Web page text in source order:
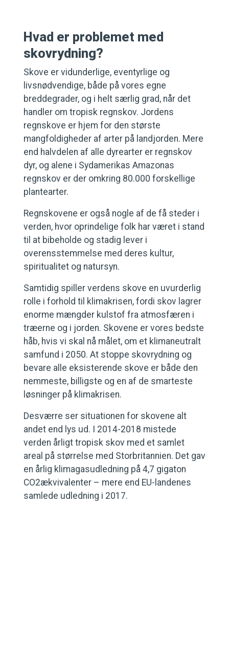
Hvad er problemet med
skovrydning?
Skove er vidunderlige, eventyrlige og
livsnødvendige, både på vores egne
breddegrader, og i helt særlig grad, når det
handler om tropisk regnskov. Jordens
regnskove er hjem for den største
mangfoldigheder af arter på landjorden. Mere
end halvdelen af alle dyrearter er regnskov
dyr, og alene i Sydamerikas Amazonas
regnskov er der omkring 80.000 forskellige
plantearter.
Regnskovene er også nogle af de få steder i
verden, hvor oprindelige folk har været i stand
til at bibeholde og stadig lever i
overensstemmelse med deres kultur,
spiritualitet og natursyn.
Samtidig spiller verdens skove en uvurderlig
rolle i forhold til klimakrisen, fordi skov lagrer
enorme mængder kulstof fra atmosfæren i
træerne og i jorden. Skovene er vores bedste
håb, hvis vi skal nå målet, om et klimaneutralt
samfund i 2050. At stoppe skovrydning og
bevare alle eksisterende skove er både den
nemmeste, billigste og en af de smarteste
løsninger på klimakrisen.
Desværre ser situationen for skovene alt
andet end lys ud. I 2014-2018 mistede
verden årligt tropisk skov med et samlet
areal på størrelse med Storbritannien. Det gav
en årlig klimagasudledning på 4,7 gigaton
CO2ækvivalenter – mere end EU-landenes
samlede udledning i 2017.